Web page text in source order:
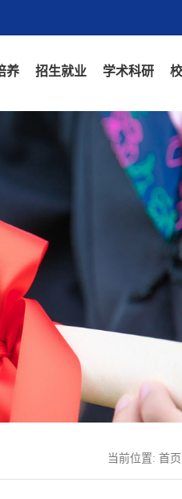
养 招生就业 学术科研
当前位置: 首页